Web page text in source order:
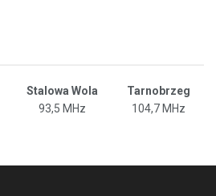
Stalowa Wola
Tarnobrzeg
93,5 MHz 104,7 MHz